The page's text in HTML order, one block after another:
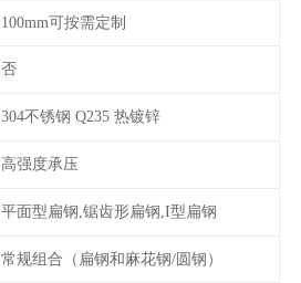
100mm可按需定制
否
304不锈钢 Q235 热镀锌
高强度承压
平面型扁钢,锯齿形扁钢,I型扁钢
常规组合（扁钢和麻花钢/圆钢）